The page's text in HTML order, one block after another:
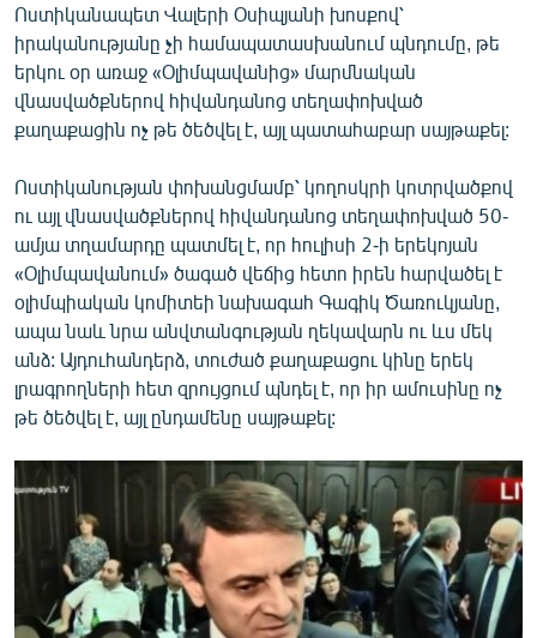
ԲԱՆԱՎԵՃ
ՁԳՏԵԼՈՎ ԼԱՎԱԳՈՒՅՆԻՆ
ՓՈԴՔԱՍԹ
Հայերեն
English
Русский
ՀԵՏԵՎԵՔ ՄԵԶ
«Ազատության» բոլոր կայքերը
Ոստիկանապետ Վալերի Օսիպյանի խոսքով՝
իրականությանը չի համապատասխանում պնդումը, թե
երկու օր առաջ «Օլիմպավանից» մարմնական
վնասվածքներով հիվանդանոց տեղափոխված
քաղաքացին ոչ թե ծեծվել է, այլ պատահաբար սայթաքել:
Ոստիկանության փոխանցմամբ՝ կողոսկրի կոտրվածքով
ու այլ վնասվածքներով հիվանդանոց տեղափոխված 50-
ամյա տղամարդը պատմել է, որ հուլիսի 2-ի երեկոյան
«Օլիմպավանում» ծագած վեճից հետո իրեն հարվածել է
օլիմպիական կոմիտեի նախագահ Գագիկ Ծառուկյանը,
ապա նաև նրա անվտանգության ղեկավարն ու ևս մեկ
անձ: Այդուհանդերձ, տուժած քաղաքացու կինը երեկ
լրագրողների հետ զրույցում պնդել է, որ իր ամուսինը ոչ
թե ծեծվել է, այլ ընդամենը սայթաքել: